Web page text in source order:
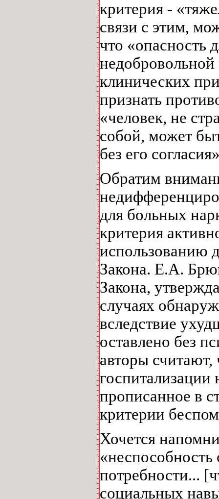
критерия -
связи с этим,
что «опасность
недобровольной
клинических
признать
«человек, не
собой, может
без его
Обратим
для больных
критерия
использованию
Закона. Е.А.
Закона,
случаях
вследствие
оставлено без
авторы
госпитализации
прописанное в
критерии
Хочется
«неспособность
потребности...
социальных